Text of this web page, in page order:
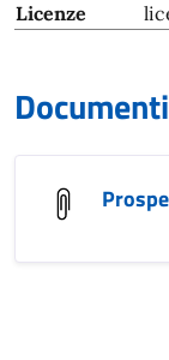
Licenze
Documenti